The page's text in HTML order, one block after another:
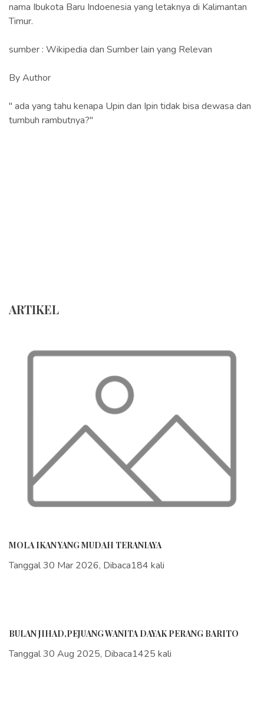
nama Ibukota Baru Indoenesia yang letaknya di Kalimantan
Timur.
sumber : Wikipedia dan Sumber lain yang Relevan
By Author
" ada yang tahu kenapa Upin dan Ipin tidak bisa dewasa dan
tumbuh rambutnya?"
ARTIKEL
MOLA IKAN YANG MUDAH TERANIAYA
Tanggal 30 Mar 2026, Dibaca184 kali
BULAN JIHAD,PEJUANG WANITA DAYAK PERANG BARITO
Tanggal 30 Aug 2025, Dibaca1425 kali